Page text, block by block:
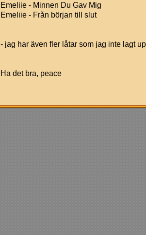
Emeliie - Minnen Du Gav Mig
Emeliie - Från början till slut
- jag har även fler låtar som jag inte lagt
Ha det bra, peace